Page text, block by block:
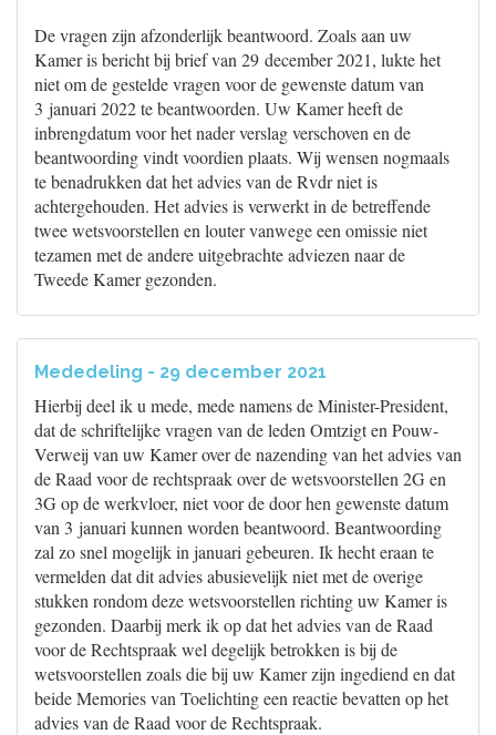
De vragen zijn afzonderlijk beantwoord. Zoals aan uw
Kamer is bericht bij brief van 29 december 2021, lukte het
niet om de gestelde vragen voor de gewenste datum van
3 januari 2022 te beantwoorden. Uw Kamer heeft de
inbrengdatum voor het nader verslag verschoven en de
beantwoording vindt voordien plaats. Wij wensen nogmaals
te benadrukken dat het advies van de Rvdr niet is
achtergehouden. Het advies is verwerkt in de betreffende
twee wetsvoorstellen en louter vanwege een omissie niet
tezamen met de andere uitgebrachte adviezen naar de
Tweede Kamer gezonden.
Mededeling - 29 december 2021
Hierbij deel ik u mede, mede namens de Minister-President,
dat de schriftelijke vragen van de leden Omtzigt en Pouw-
Verweij van uw Kamer over de nazending van het advies van
de Raad voor de rechtspraak over de wetsvoorstellen 2G en
3G op de werkvloer, niet voor de door hen gewenste datum
van 3 januari kunnen worden beantwoord. Beantwoording
zal zo snel mogelijk in januari gebeuren. Ik hecht eraan te
vermelden dat dit advies abusievelijk niet met de overige
stukken rondom deze wetsvoorstellen richting uw Kamer is
gezonden. Daarbij merk ik op dat het advies van de Raad
voor de Rechtspraak wel degelijk betrokken is bij de
wetsvoorstellen zoals die bij uw Kamer zijn ingediend en dat
beide Memories van Toelichting een reactie bevatten op het
advies van de Raad voor de Rechtspraak.